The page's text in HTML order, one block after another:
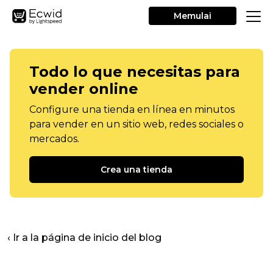
Memulai
Todo lo que necesitas para
vender online
Configure una tienda en línea en minutos
para vender en un sitio web, redes sociales o
mercados.
Crea una tienda
‹ Ir a la página de inicio del blog